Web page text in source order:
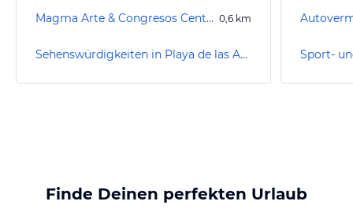
Magma Arte & Congresos Centre 0,6 km
Sehenswürdigkeiten in Playa de las Americas
Finde Deinen perfekten Urlaub